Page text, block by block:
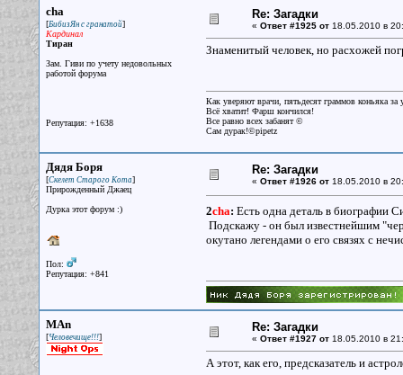
cha
[БибизЯн с гранатой]
Кардинал
Тиран
Зам. Гиви по учету недовольных
работой форума
Репутация: +1638
Re: Загадки
« Ответ #1925 от18.05.2010 в
Знаменитый человек, но расхожей
Как уверяют врачи, пятьдесят граммов коньяка
Всё хватит! Фарш кончился!
Все равно всех забанят ©
Сам дурак!©pipetz
Дядя Боря
[Скелет Старого Кота]
Прирожденный Джаец
Дурка этот форум :)
Пол:
Репутация: +841
Re: Загадки
« Ответ #1926 от18.05.2010 в
2cha: Есть одна деталь в биографии
Подскажу - он был известнейшим
окутано легендами о его связях с
MAn
[Человечище!!!]
Re: Загадки
« Ответ #1927 от18.05.2010 в
А этот, как его, предсказатель и